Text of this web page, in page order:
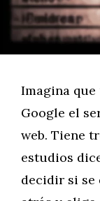
Imagina
Google el
web. Tiene
estudios
decidir si se